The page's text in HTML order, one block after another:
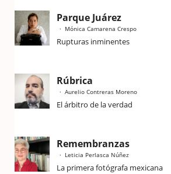
Parque Juárez
Mónica Camarena Crespo
Rupturas inminentes
Rúbrica
Aurelio Contreras Moreno
El árbitro de la verdad
Remembranzas
Leticia Perlasca Núñez
La primera fotógrafa mexicana